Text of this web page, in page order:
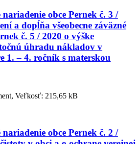
nariadenie obce Pernek č. 3 /
a dopĺňa všeobecne záväzné
č. 5 / 2020 o výške
úhradu nákladov v
1. – 4. ročník s materskou
Veľkosť: 215,65 kB
nariadenie obce Pernek č. 2 /